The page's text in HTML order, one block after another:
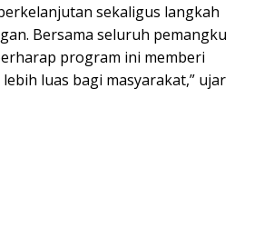
sekaligus langkah
Bersama seluruh pemangku
program ini memberi
luas bagi masyarakat,” ujar